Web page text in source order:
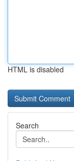
HTML is disabled
Search